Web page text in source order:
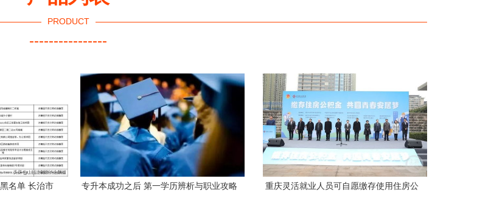
PRODUCT
----------------
名单 长治市
专升本成功之后 第一学历辨析与职业攻略
重庆灵活就业人员可自愿缴存使用住房公